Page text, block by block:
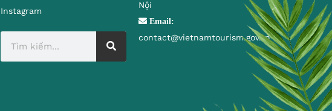
Instagram
Nội
Email:
contact@vietnamtourism.gov.vn